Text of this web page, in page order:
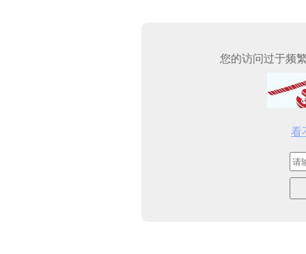
您的访问过于频
看